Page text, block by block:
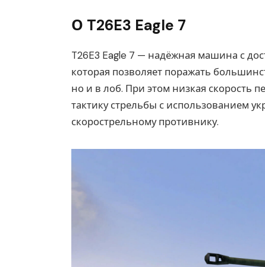
О T26E3 Eagle 7
T26E3 Eagle 7 — надёжная машина с
которая позволяет поражать
но и в лоб. При этом низкая скорость
тактику стрельбы с использованием
скорострельному противнику.